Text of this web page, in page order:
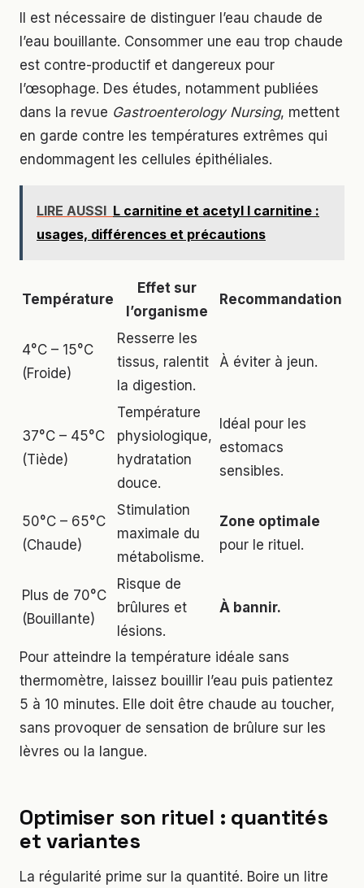
Il est nécessaire de distinguer l’eau chaude de
l’eau bouillante. Consommer une eau trop chaude
est contre-productif et dangereux pour
l’œsophage. Des études, notamment publiées
dans la revue Gastroenterology Nursing, mettent
en garde contre les températures extrêmes qui
endommagent les cellules épithéliales.
LIRE AUSSI L carnitine et acetyl l carnitine :
usages, différences et précautions
Température
Effet sur
l’organisme
Recommandation
4°C – 15°C
(Froide)
Resserre les
tissus, ralentit
la digestion.
À éviter à jeun.
37°C – 45°C
(Tiède)
Température
physiologique,
hydratation
douce.
Idéal pour les
estomacs
sensibles.
50°C – 65°C
(Chaude)
Stimulation
maximale du
métabolisme.
Zone optimale
pour le rituel.
Plus de 70°C
(Bouillante)
Risque de
brûlures et
lésions.
À bannir.
Pour atteindre la température idéale sans
thermomètre, laissez bouillir l’eau puis patientez
5 à 10 minutes. Elle doit être chaude au toucher,
sans provoquer de sensation de brûlure sur les
lèvres ou la langue.
Optimiser son rituel : quantités
et variantes
La régularité prime sur la quantité. Boire un litre